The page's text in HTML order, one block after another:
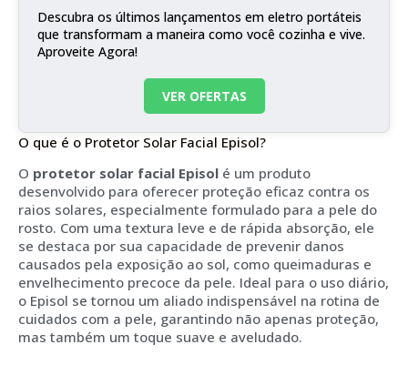
Descubra os últimos lançamentos em eletro portáteis
que transformam a maneira como você cozinha e vive.
Aproveite Agora!
VER OFERTAS
O que é o Protetor Solar Facial Episol?
O protetor solar facial Episol é um produto
desenvolvido para oferecer proteção eficaz contra os
raios solares, especialmente formulado para a pele do
rosto. Com uma textura leve e de rápida absorção, ele
se destaca por sua capacidade de prevenir danos
causados pela exposição ao sol, como queimaduras e
envelhecimento precoce da pele. Ideal para o uso diário,
o Episol se tornou um aliado indispensável na rotina de
cuidados com a pele, garantindo não apenas proteção,
mas também um toque suave e aveludado.